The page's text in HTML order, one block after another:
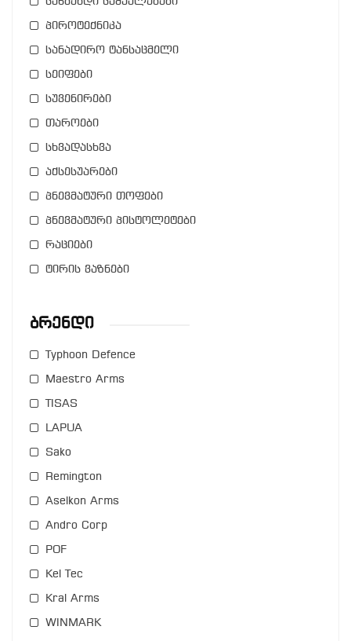
პიროტექნიკა
სანადირო ტანსაცმელი
სეიფები
სუვენირები
თაროები
სხვადასხვა
აქსესუარები
პნევმატური თოფები
პნევმატური პისტოლეტები
რაციები
ტირის ვაზნები
Ბრენდი
Typhoon Defence
Maestro Arms
TISAS
LAPUA
Sako
Remington
Aselkon Arms
Andro Corp
POF
Kel Tec
Kral Arms
WINMARK